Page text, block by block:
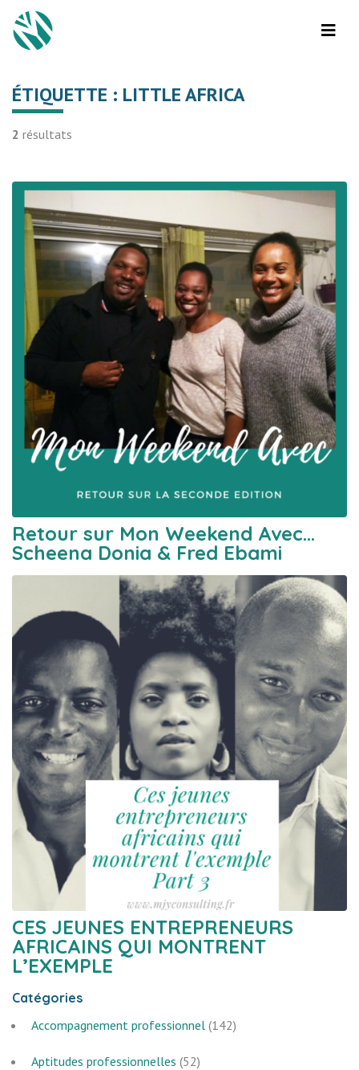
ÉTIQUETTE : LITTLE AFRICA
2 résultats
Retour sur Mon Weekend Avec…
Scheena Donia & Fred Ebami
CES JEUNES ENTREPRENEURS
AFRICAINS QUI MONTRENT
L’EXEMPLE
Catégories
Accompagnement professionnel (142)
Aptitudes professionnelles (52)